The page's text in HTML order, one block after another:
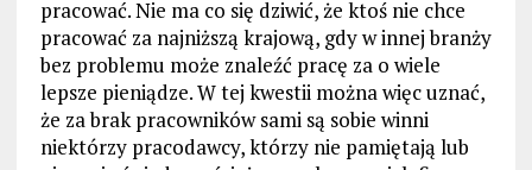
pracować. Nie ma co się dziwić, że ktoś nie chce
pracować za najniższą krajową, gdy w innej branży
bez problemu może znaleźć pracę za o wiele
lepsze pieniądze. W tej kwestii można więc uznać,
że za brak pracowników sami są sobie winni
niektórzy pracodawcy, którzy nie pamiętają lub